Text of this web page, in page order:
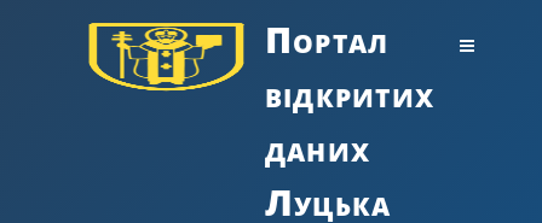
Портал
відкритих
даних
Луцька